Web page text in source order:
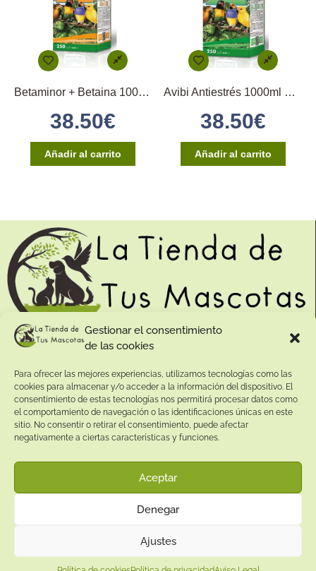
Gestionar el consentimiento
de las cookies
Para ofrecer las mejores experiencias, utilizamos tecnologías como las
cookies para almacenar y/o acceder a la información del dispositivo. El
consentimiento de estas tecnologías nos permitirá procesar datos como
el comportamiento de navegación o las identificaciones únicas en este
sitio. No consentir o retirar el consentimiento, puede afectar
negativamente a ciertas características y funciones.
Aceptar
Denegar
Ajustes
Betaminor + Betaina 1000ml Pineta
38.50€
Añadir al carrito
Avibi Antiestrés 1000ml Pineta
38.50€
Añadir al carrito
Contacto:
Dirección:
Calle Pepe Jiménez 19, Rute, 14950 Códoba. España
Teléfono:
+34641081328
Email:
info@latiendadetusmascotas.com
Enlaces de interés:
Aviso Legal